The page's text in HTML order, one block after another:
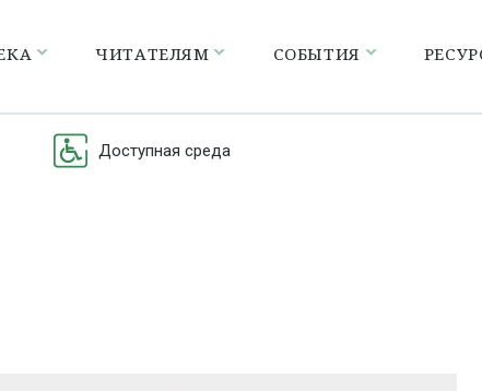
ЧИТАТЕЛЯМ СОБЫТИЯ
Доступная среда